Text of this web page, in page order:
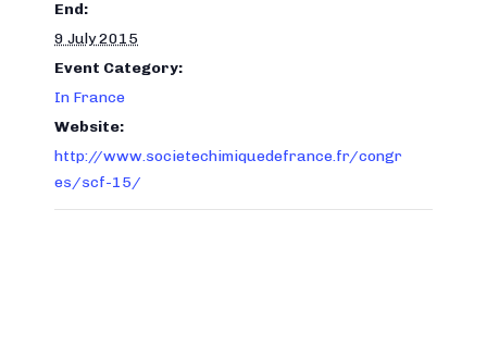
End:
9 July 2015
Event Category:
In France
Website:
http://www.societechimiquedefrance.fr/congr
es/scf-15/